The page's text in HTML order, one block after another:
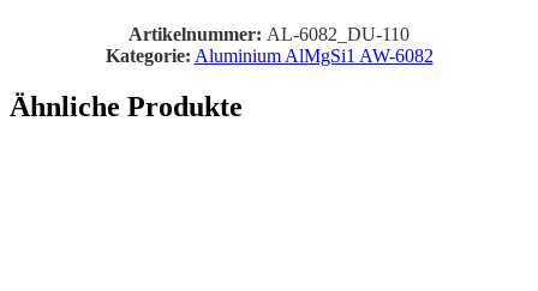
Artikelnummer: AL-6082_DU-110
Kategorie: Aluminium AlMgSi1 AW-6082
Ähnliche Produkte